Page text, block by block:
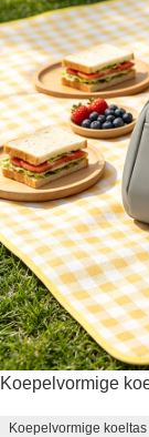
Koepelvormige
Koepelvormige koeltas